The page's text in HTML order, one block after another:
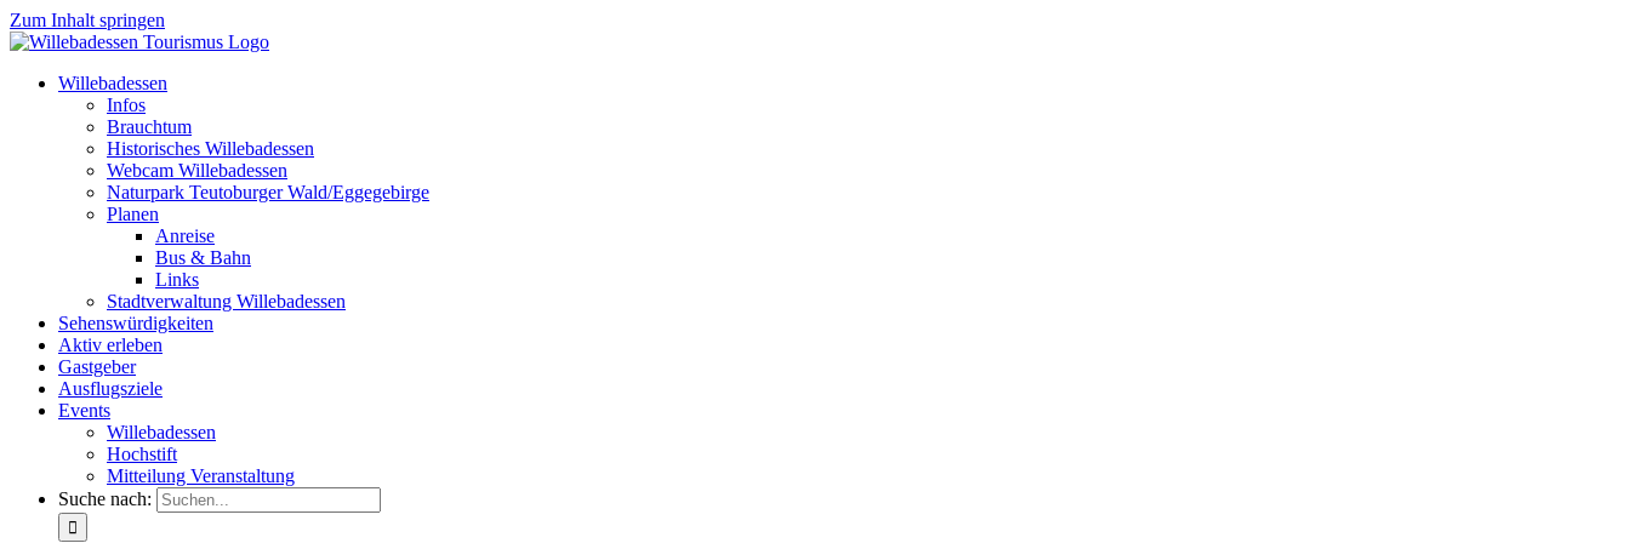
Zum Inhalt springen
Willebadessen
Infos
Brauchtum
Historisches Willebadessen
Webcam Willebadessen
Naturpark Teutoburger Wald/Eggegebirge
Planen
Anreise
Bus & Bahn
Links
Stadtverwaltung Willebadessen
Sehenswürdigkeiten
Aktiv erleben
Gastgeber
Ausflugsziele
Events
Willebadessen
Hochstift
Mitteilung Veranstaltung
Suche nach: